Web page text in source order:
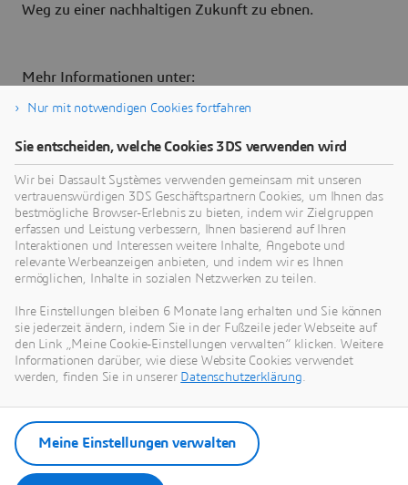
Weg zu einer nachhaltigen Zukunft zu ebnen.
Mehr Informationen unter:
Intelligence:
https://www.3ds.com/sustainability/lifecycle-
assessment
Projekte des 3DEXPERIENCE Lab:
https://3dexperiencelab.3ds.com/en/projects/
Nur mit notwendigen Cookies fortfahren
Sie entscheiden, welche Cookies 3DS verwenden wird
Wir bei Dassault Systèmes verwenden gemeinsam mit unseren
vertrauenswürdigen 3DS Geschäftspartnern Cookies, um Ihnen das
bestmögliche Browser-Erlebnis zu bieten, indem wir Zielgruppen
erfassen und Leistung verbessern, Ihnen basierend auf Ihren
Interaktionen und Interessen weitere Inhalte, Angebote und
relevante Werbeanzeigen anbieten, und indem wir es Ihnen
ermöglichen, Inhalte in sozialen Netzwerken zu teilen.
Ihre Einstellungen bleiben 6 Monate lang erhalten und Sie können
sie jederzeit ändern, indem Sie in der Fußzeile jeder Webseite auf
den Link „Meine Cookie-Einstellungen verwalten“ klicken. Weitere
Informationen darüber, wie diese Website Cookies verwendet
werden, finden Sie in unserer Datenschutzerklärung.
Meine Einstellungen verwalten